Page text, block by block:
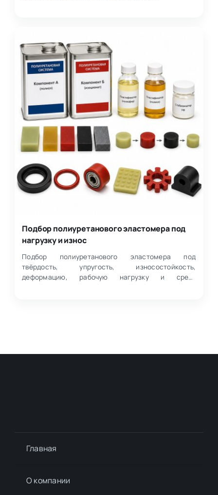
Подбор полиуретанового эластомера под
нагрузку и износ
Подбор полиуретанового эластомера под
твёрдость, упругость, износостойкость,
деформацию, рабочую нагрузку и среду
Главная
О компании